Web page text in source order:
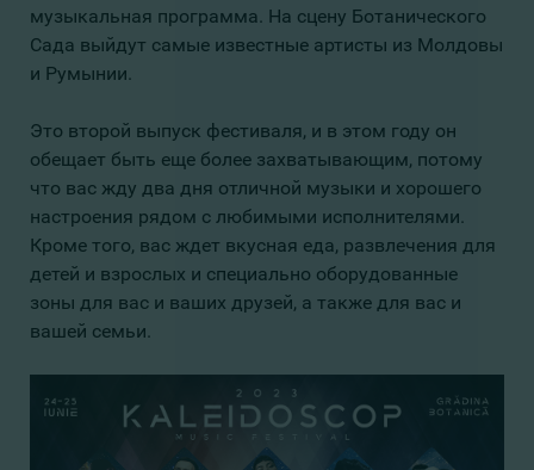
музыкальная программа. На сцену Ботанического
Сада выйдут самые известные артисты из Молдовы
и Румынии.
Это второй выпуск фестиваля, и в этом году он
обещает быть еще более захватывающим, потому
что вас жду два дня отличной музыки и хорошего
настроения рядом с любимыми исполнителями.
Кроме того, вас ждет вкусная еда, развлечения для
детей и взрослых и специально оборудованные
зоны для вас и ваших друзей, а также для вас и
вашей семьи.